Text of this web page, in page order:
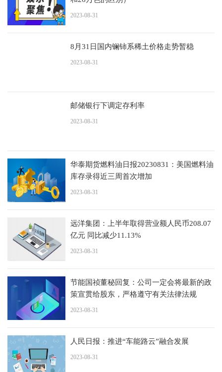
2023-08-31
8月31日国内镧铈系稀土价格走势暂稳
2023-08-31
邮储银行下调定存利率
2023-08-31
华泰期货燃料油日报20230831：美国燃料油
库存录得近三周首次增加
2023-08-31
远洋集团：上半年取得营业额人民币208.07
亿元 同比减少11.13%
2023-08-31
节能国祯董秘回复：公司一定会将最新的政
策宣贯给股东，严格遵守有关法律法规
2023-08-31
人民日报：推进“车能路云”融合发展
2023-08-31